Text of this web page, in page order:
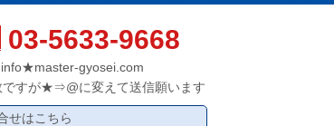
03-5633-9668
info★master-gyosei.com
すが★⇒@に変えて送信願います
せはこちら